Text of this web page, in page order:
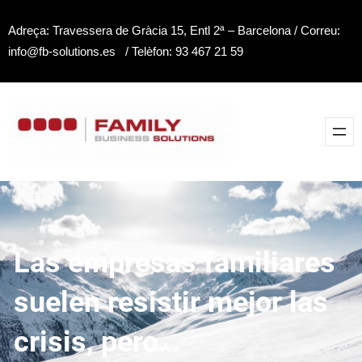
al
contenido
Adreça: Travessera de Gràcia 15, Entl 2ª – Barcelona / Correu:
info@fb-solutions.es / Telèfon: 93 467 21 59
Las empresas familiares
suelen resistir mejor las
crisis, pero…